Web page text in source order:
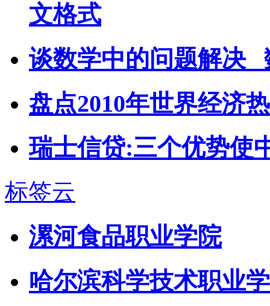
文格式
谈数学中的问题解决
盘点2010年世界经济
瑞士信贷:三个优势使
标签云
漯河食品职业学院
哈尔滨科学技术职业